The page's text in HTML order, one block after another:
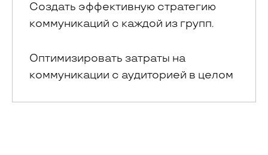
Создать эффективную стратегию
коммуникаций с каждой из групп.
Оптимизировать затраты на
коммуникации с аудиторией в целом